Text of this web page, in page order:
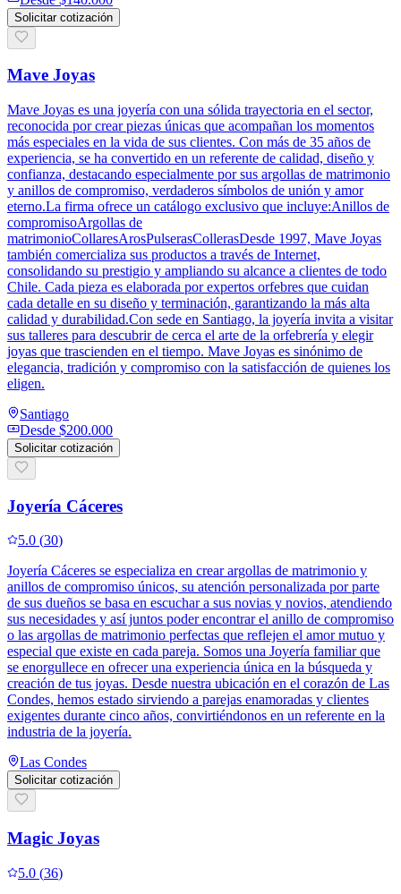
Solicitar cotización
Mave Joyas
Mave Joyas es una joyería con una sólida trayectoria en el sector,
reconocida por crear piezas únicas que acompañan los momentos
más especiales en la vida de sus clientes. Con más de 35 años de
experiencia, se ha convertido en un referente de calidad, diseño y
confianza, destacando especialmente por sus argollas de matrimonio
y anillos de compromiso, verdaderos símbolos de unión y amor
eterno.La firma ofrece un catálogo exclusivo que incluye:Anillos de
compromisoArgollas de
matrimonioCollaresArosPulserasCollerasDesde 1997, Mave Joyas
también comercializa sus productos a través de Internet,
consolidando su prestigio y ampliando su alcance a clientes de todo
Chile. Cada pieza es elaborada por expertos orfebres que cuidan
cada detalle en su diseño y terminación, garantizando la más alta
calidad y durabilidad.Con sede en Santiago, la joyería invita a visitar
sus talleres para descubrir de cerca el arte de la orfebrería y elegir
joyas que trascienden en el tiempo. Mave Joyas es sinónimo de
elegancia, tradición y compromiso con la satisfacción de quienes los
eligen.
Santiago
Desde $200.000
Solicitar cotización
Joyería Cáceres
5.0 (30)
Joyería Cáceres se especializa en crear argollas de matrimonio y
anillos de compromiso únicos, su atención personalizada por parte
de sus dueños se basa en escuchar a sus novias y novios, atendiendo
sus necesidades y así juntos poder encontrar el anillo de compromiso
o las argollas de matrimonio perfectas que reflejen el amor mutuo y
especial que existe en cada pareja. Somos una Joyería familiar que
se enorgullece en ofrecer una experiencia única en la búsqueda y
creación de tus joyas. Desde nuestra ubicación en el corazón de Las
Condes, hemos estado sirviendo a parejas enamoradas y clientes
exigentes durante cinco años, convirtiéndonos en un referente en la
industria de la joyería.
Las Condes
Solicitar cotización
Magic Joyas
5.0 (36)